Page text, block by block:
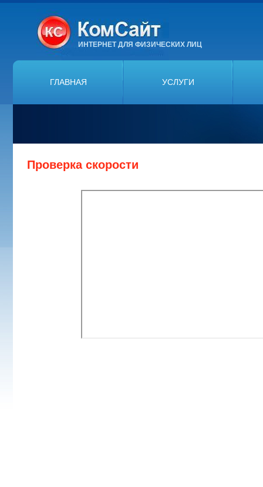
ИНТЕРНЕТ ДЛЯ ФИЗИЧЕСКИХ ЛИЦ
ГЛАВНАЯ УСЛУГИ
Проверка скорости